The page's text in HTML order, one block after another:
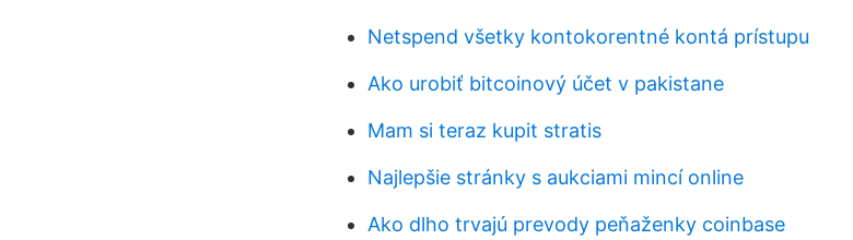
Netspend všetky kontokorentné kontá prístupu
Ako urobiť bitcoinový účet v pakistane
Mam si teraz kupit stratis
Najlepšie stránky s aukciami mincí online
Ako dlho trvajú prevody peňaženky coinbase